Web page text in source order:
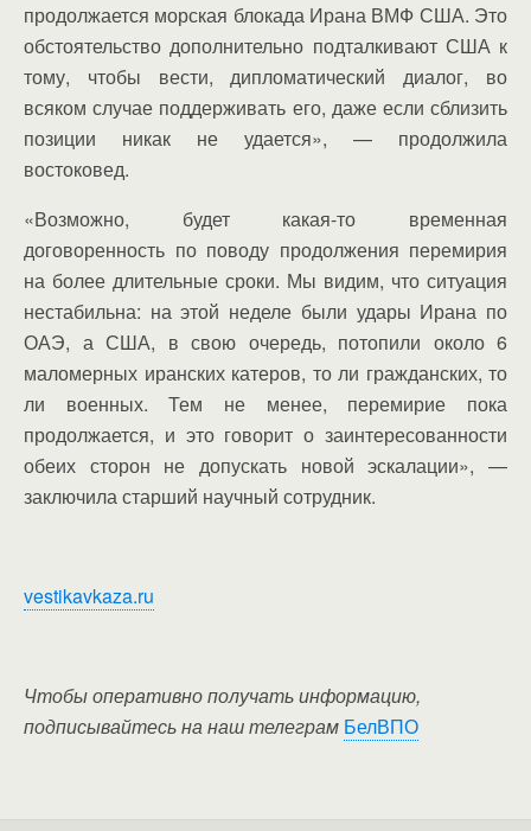
продолжается морская блокада Ирана ВМФ США. Это
обстоятельство дополнительно подталкивают США к
тому, чтобы вести, дипломатический диалог, во
всяком случае поддерживать его, даже если сблизить
позиции никак не удается», — продолжила
востоковед.
«Возможно, будет какая-то временная
договоренность по поводу продолжения перемирия
на более длительные сроки. Мы видим, что ситуация
нестабильна: на этой неделе были удары Ирана по
ОАЭ, а США, в свою очередь, потопили около 6
маломерных иранских катеров, то ли гражданских, то
ли военных. Тем не менее, перемирие пока
продолжается, и это говорит о заинтересованности
обеих сторон не допускать новой эскалации», —
заключила старший научный сотрудник.
vestikavkaza.ru
Чтобы оперативно получать информацию,
подписывайтесь на наш телеграм БелВПО